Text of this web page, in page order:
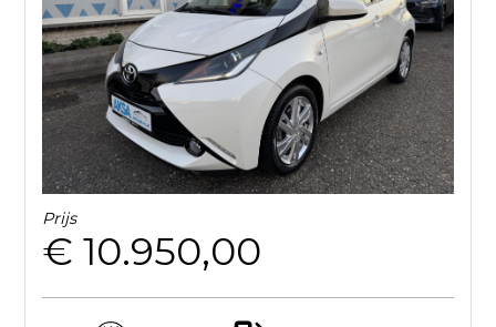
Prijs
€ 10.950,00